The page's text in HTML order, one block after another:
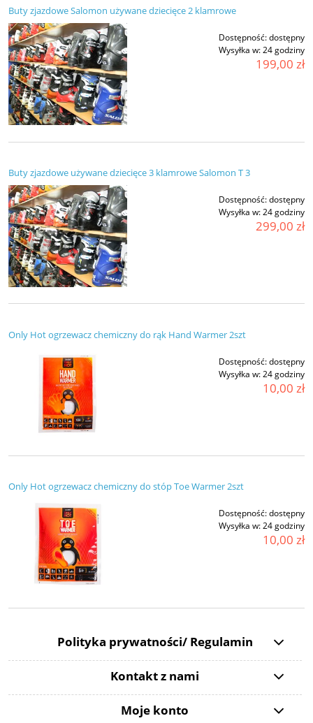
Buty zjazdowe Salomon używane dziecięce 2 klamrowe
Dostępność:dostępny
Wysyłka w:24 godziny
199,00 zł
Buty zjazdowe używane dziecięce 3 klamrowe Salomon T 3
Dostępność:dostępny
Wysyłka w:24 godziny
299,00 zł
Only Hot ogrzewacz chemiczny do rąk Hand Warmer 2szt
Dostępność:dostępny
Wysyłka w:24 godziny
10,00 zł
Only Hot ogrzewacz chemiczny do stóp Toe Warmer 2szt
Dostępność:dostępny
Wysyłka w:24 godziny
10,00 zł
Polityka prywatności/ Regulamin
Kontakt z nami
Moje konto